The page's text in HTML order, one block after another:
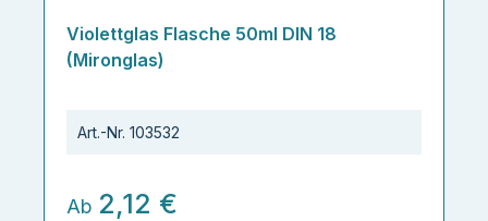
Violettglas Flasche 50ml DIN 18
(Mironglas)
Art.-Nr. 103532
Ab 2,12 €